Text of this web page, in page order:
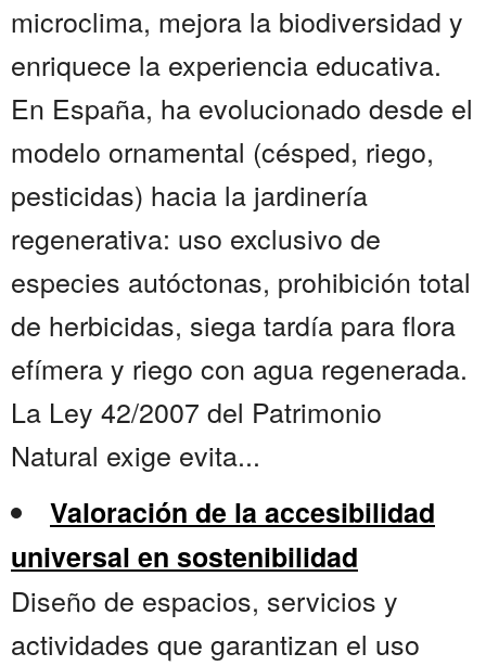
microclima, mejora la biodiversidad y
enriquece la experiencia educativa.
En España, ha evolucionado desde el
modelo ornamental (césped, riego,
pesticidas) hacia la jardinería
regenerativa: uso exclusivo de
especies autóctonas, prohibición total
de herbicidas, siega tardía para flora
efímera y riego con agua regenerada.
La Ley 42/2007 del Patrimonio
Natural exige evita...
Valoración de la accesibilidad
universal en sostenibilidad
Diseño de espacios, servicios y
actividades que garantizan el uso